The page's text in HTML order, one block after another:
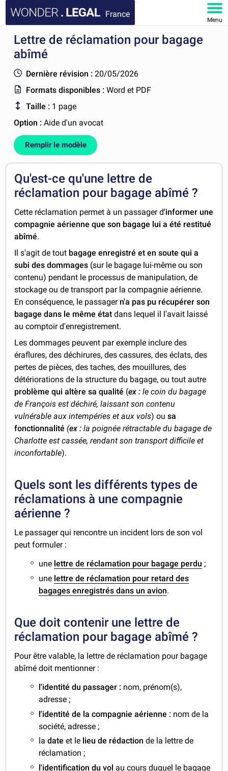
France
Menu
ACCUEIL
FAQ
MON COMPTE
Lettre de réclamation pour bagage
abîmé
Dernière révision : 20/05/2026
Formats disponibles :Word et PDF
Taille : 1 page
Option :Aide d'un avocat
Remplir le modèle
Qu'est-ce qu'une lettre de
réclamation pour bagage abîmé ?
Cette réclamation permet à un passager d'informer une
compagnie aérienne que son bagage lui a été restitué
abîmé.
Il s'agit de tout bagage enregistré et en soute qui a
subi des dommages (sur le bagage lui-même ou son
contenu) pendant le processus de manipulation, de
stockage ou de transport par la compagnie aérienne.
En conséquence, le passager n'a pas pu récupérer son
bagage dans le même étatdans lequel il l'avait laissé
au comptoir d'enregistrement.
Les dommages peuvent par exemple inclure des
éraflures, des déchirures, des cassures, des éclats, des
pertes de pièces, des taches, des mouillures, des
détériorations de la structure du bagage, ou tout autre
problème qui altère sa qualité (ex : le coin du bagage
de François est déchiré, laissant son contenu
vulnérable aux intempéries et aux vols) ousa
fonctionnalité (ex :la poignée rétractable du bagage de
Charlotte est cassée, rendant son transport difficile et
inconfortable).
Quels sont les différents types de
réclamations à une compagnie
aérienne ?
Le passager qui rencontre un incident lors de son vol
peut formuler :
une lettre de réclamation pour bagage perdu ;
une lettre de réclamation pour retard des
bagages enregistrés dans un avion.
Que doit contenir une lettre de
réclamation pour bagage abîmé ?
Pour être valable, la lettre de réclamation pour bagage
abîmé doit mentionner :
l'identité du passager : nom, prénom(s),
adresse ;
l'identité de la compagnie aérienne : nom de la
société, adresse ;
ladateet le lieu de rédaction de la lettre de
réclamation ;
l'identification du vol au cours duquel le bagage